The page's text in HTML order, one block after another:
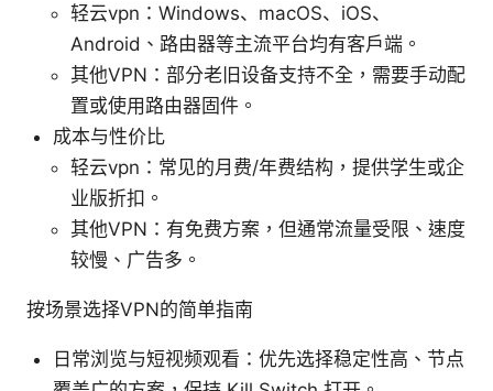
轻云vpn：Windows、macOS、iOS、
Android、路由器等主流平台均有客户端。
其他VPN：部分老旧设备支持不全，需要手动配
置或使用路由器固件。
成本与性价比
轻云vpn：常见的月费/年费结构，提供学生或企
业版折扣。
其他VPN：有免费方案，但通常流量受限、速度
较慢、广告多。
按场景选择VPN的简单指南
日常浏览与短视频观看：优先选择稳定性高、节点